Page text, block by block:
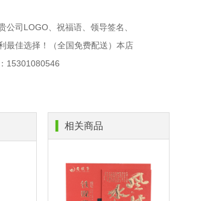
司LOGO、祝福语、领导签名、
最佳选择！（全国免费配送）本店
15301080546
相关商品